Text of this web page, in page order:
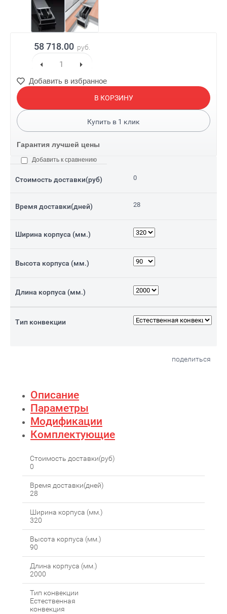
Добавить в избранное
58 718.00 руб.
В КОРЗИНУ
Купить в 1 клик
Гарантия лучшей цены
Стоимость доставки(руб) 0
Время доставки(дней) 28
Ширина корпуса (мм.)
Высота корпуса (мм.)
Длина корпуса (мм.)
Тип конвекции
Добавить к сравнению
поделиться
Описание
Параметры
Модификации
Комплектующие
Стоимость доставки(руб)
0
Время доставки(дней)
28
Ширина корпуса (мм.)
320
Высота корпуса (мм.)
90
Длина корпуса (мм.)
2000
Тип конвекции
Естественная
конвекция